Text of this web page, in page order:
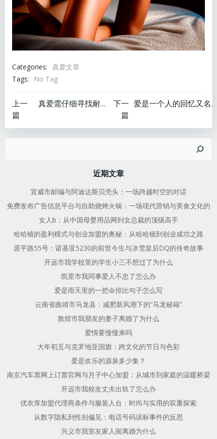
Categories: 真爱文章
Tags:
No Tag
文
章
上一
篇
真爱需仔细寻找耐心等
文
章
航
下一
篇
爱是一个人的回忆又名是什么
近期文章
宣威市邮编与阿迪达斯贝壳头：一场跨越时空的对话
免费发布广告信息平台与自助烧烤火锅：一场现代营销与美食文化的
女人b：从中国母婴用品网到女总裁的顶级高手
哈哈镜的盈利模式与创业加盟的奥秘：从哈哈镜到创业成功之路
原平路55号：诺基亚5230的前世今生与冰雪皇后DQ的传奇故事
开远市我学校里的学生小三不想过了为什么
凯里市我同事爱人不忠了怎么办
爱是雨天里的一把伞排比句子怎么写
云南省曲靖市马龙县：减肥新风潮下的“马龙秘籍”
敦煌市我朋友的妻子离婚了为什么
爱情要慢慢来吗
大年初五与克罗地亚国旗：跨文化的节日与色彩
爱是欢乐的源泉多少集？
南京汽车票网上订票官网与月子中心加盟：从城市到家庭的温暖桥梁
开远市我校友丈夫出轨了怎么办
优衣库加盟代理商条件与服装人台：时尚与实用的双重探索
从数字隐私到性别偏见：电话号码误标事件的反思
兴义市我室友家人闹离婚为什么